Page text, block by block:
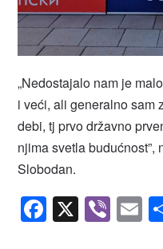
„Nedostajalo nam je
i veći, ali generalno sam
debi, tj prvo državno
njima svetla
Slobodan.
Facebook
X